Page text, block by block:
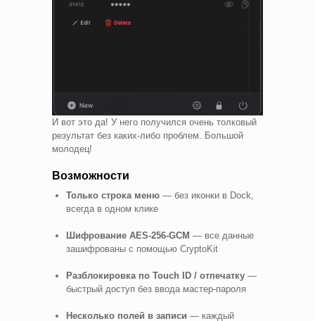
И вот это да! У него получился очень толковый
результат без каких-либо проблем. Большой
молодец!
Возможности
Только строка меню — без иконки в Dock,
всегда в одном клике
Шифрование AES-256-GCM — все данные
зашифрованы с помощью CryptoKit
Разблокировка по Touch ID / отпечатку —
быстрый доступ без ввода мастер-пароля
Несколько полей в записи — каждый